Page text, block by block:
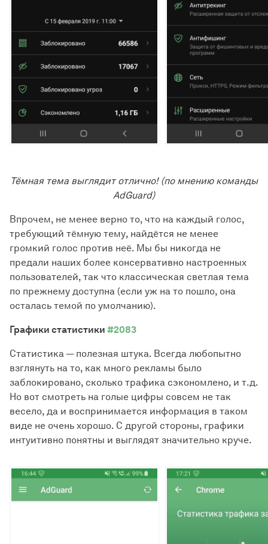
Тёмная тема выглядит отлично! (по мнению команды
AdGuard)
Впрочем, не менее верно то, что на каждый голос,
требующий тёмную тему, найдётся не менее
громкий голос против неё. Мы бы никогда не
предали наших более консервативно настроенных
пользователей, так что классическая светлая тема
по прежнему доступна (если уж на то пошло, она
осталась темой по умолчанию).
Графики статистики #2083
Статистика — полезная штука. Всегда любопытно
взглянуть на то, как много рекламы было
заблокировано, сколько трафика сэкономлено, и т.д.
Но вот смотреть на голые цифры совсем не так
весело, да и воспринимается информация в таком
виде не очень хорошо. С другой стороны, графики
интуитивно понятны и выглядят значительно круче.